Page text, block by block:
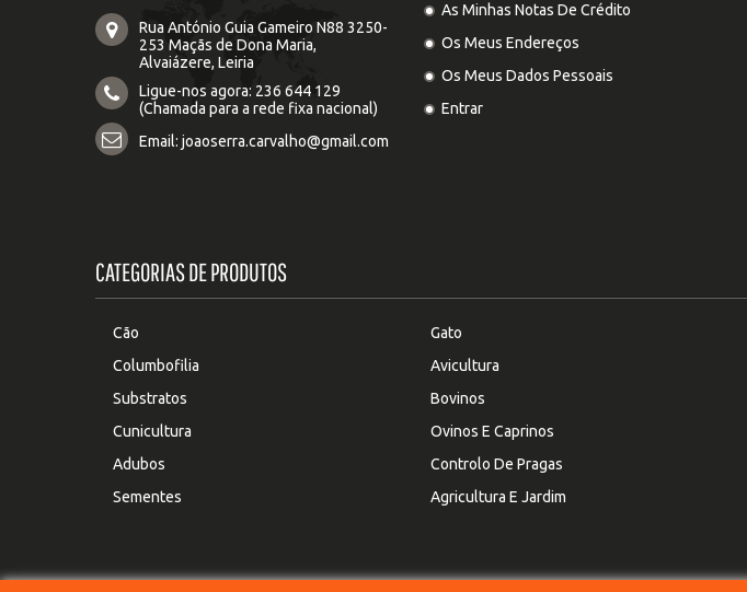
Rua António Guia Gameiro N88 3250-
253 Maçãs de Dona Maria,
Alvaiázere, Leiria
Ligue-nos agora: 236 644 129
(Chamada para a rede fixa nacional)
Email: joaoserra.carvalho@gmail.com
As Minhas Notas De Crédito
Os Meus Endereços
Os Meus Dados Pessoais
Entrar
CATEGORIAS DE PRODUTOS
Cão Gato
Columbofilia
Avicultura
Substratos
Bovinos
Cunicultura
Ovinos E Caprinos
Adubos
Controlo De Pragas
Sementes
Agricultura E Jardim